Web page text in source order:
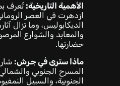
الأهمية التاريخية: تُعرف
ازدهرت في العصر
الديكابوليس، وما تزال
والمعابد والشوارع
حضارتها.
ماذا سترى في جرش:
المسرح الجنوبي
الجنوبية، والسبيل